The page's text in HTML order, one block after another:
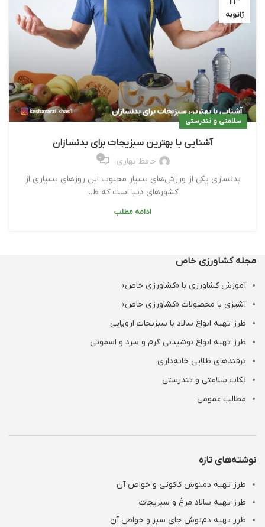
ژانویه
سلامتی و تندرستی
آشنایی با بهترین سبزیجات برای بدنسازان
حافظ بهاری 0
بدنسازی یکی از ورزش‌های بسیار محبوب این روزهای بسیاری از
کشورهای دنیا است که ط...
ادامه مطلب
مجله کشاورزی خاص
آموزش کشاورزی با «کشاورزی خاص»
آشپزی با محصولات «کشاورزی خاص»
طرز تهیه انواع سالاد با سبزیجات اروپایی
طرز تهیه انواع نوشیدنی‌ گرم و سرد و اسموتی
ترفندهای طلایی خانه‌داری
نکات سلامتی و تندرستی
مطالب عمومی
نوشته‌های تازه
طرز تهیه دمنوش کاکوتی و خواص آن
طرز تهیه سالاد مرغ و سبزیجات
طرز تهیه دم‌نوش چای سبز و خواص آن